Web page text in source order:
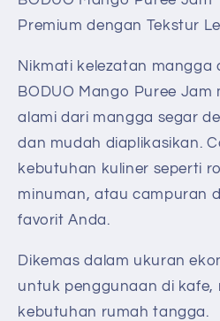
Premium dengan Tekstur
Nikmati kelezatan mangga
BODUO Mango Puree
alami dari mangga segar
dan mudah diaplikasikan.
kebutuhan kuliner seperti
minuman, atau campuran
favorit Anda.
Dikemas dalam ukuran
untuk penggunaan di kafe,
kebutuhan rumah tangga.